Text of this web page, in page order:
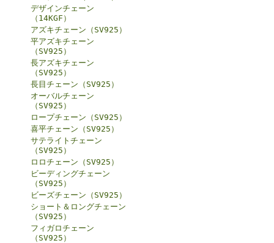
デザインチェーン
（14KGF）
アズキチェーン（SV925）
平アズキチェーン
（SV925）
長アズキチェーン
（SV925）
長目チェーン（SV925）
オーバルチェーン
（SV925）
ロープチェーン（SV925）
喜平チェーン（SV925）
サテライトチェーン
（SV925）
ロロチェーン（SV925）
ビーディングチェーン
（SV925）
ビーズチェーン（SV925）
ショート＆ロングチェーン
（SV925）
フィガロチェーン
（SV925）